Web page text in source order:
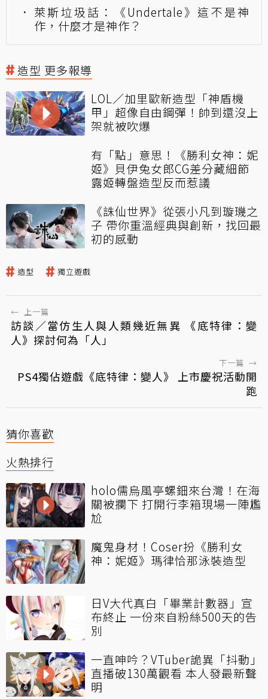
萊斯垃圾話：《Undertale》這不是神
作，什麼才是神作？
造型 更多報導
LOL／加里歐新造型「神盾機
甲」超像自由鋼彈！帥到還沒上
架就被吹爆
有「點」意思！《勝利女神：妮
姬》貝伊兔女郎CG差分藏細節
露姬轉盤造型反而惹議
《誅仙世界》從張小凡到璇璣之
子 帶你重溫經典與創新，找回最
初的感動
造型 獨立遊戲
← 上一篇
訪談／當仿生人與人類幾近無異 《底特律：變
人》探討何為「人」
下一篇 →
PS4獨佔遊戲《底特律：變人》 上市慶祝活動開
跑
猜你喜歡
火熱排行
holo儒烏風亭螺鈿來台灣！在海
關被攔下 打開行李箱現場一陣尷
尬
魔鬼身材！Coser扮《勝利女
神：妮姬》瑪律恰那泳裝造型
日V大代真白「畢業計數器」宣
布終止 一份來自粉絲500天的告
別
一直呻吟？VTuber詭異「抖動」
直播破130萬觀看 本人發最新聲
明